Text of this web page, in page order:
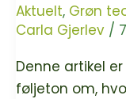
Aktuelt, Grøn
Carla Gjerlev /
Denne artikel
føljeton om,